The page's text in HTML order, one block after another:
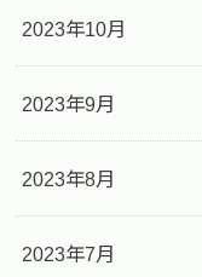
2023年10月
2023年9月
2023年8月
2023年7月